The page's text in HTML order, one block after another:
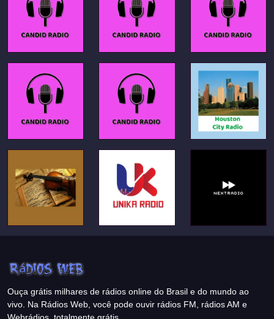
Ouça grátis milhares de rádios online do Brasil e do mundo ao
vivo. Na Rádios Web, você pode ouvir rádios FM, rádios AM e